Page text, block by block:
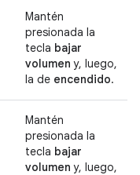
Mantén
presionada la
tecla bajar
volumen y, luego,
la de encendido.
Mantén
presionada la
tecla bajar
volumen y, luego,